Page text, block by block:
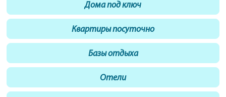
Дома под ключ
Квартиры посуточно
Базы отдыха
Отели